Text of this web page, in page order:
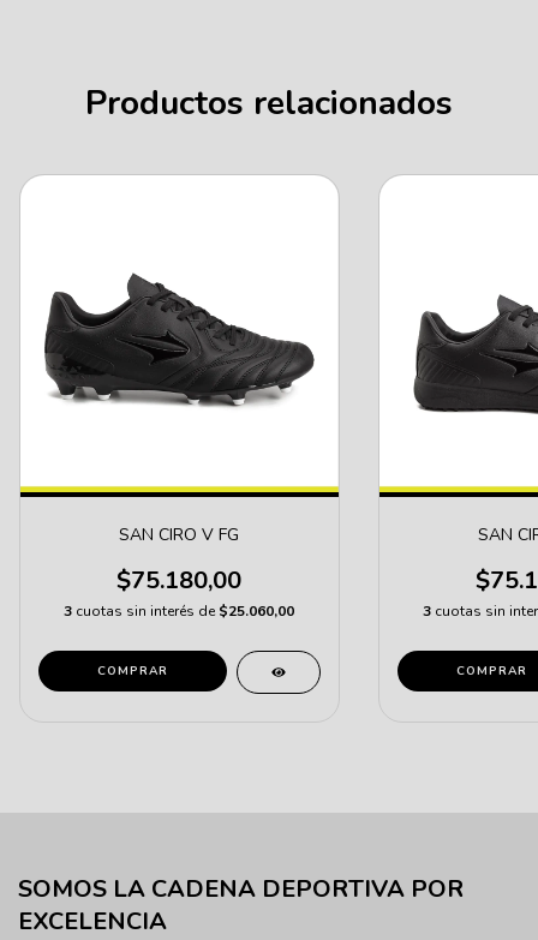
Productos relacionados
SAN CIRO V FG
$75.180,00
3 cuotas sin interés de $25.060,00
COMPRAR
SAN
3 cuotas sin
COMPRAR
SOMOS LA CADENA DEPORTIVA POR
EXCELENCIA